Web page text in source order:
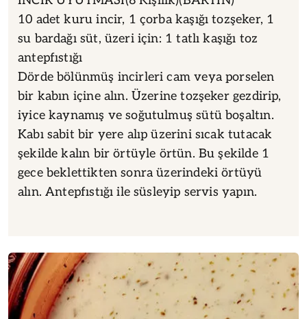
10 adet kuru incir, 1 çorba kaşığı tozşeker, 1
su bardağı süt, üzeri için: 1 tatlı kaşığı toz
antepfıstığı
Dörde bölünmüş incirleri cam veya porselen
bir kabın içine alın. Üzerine tozşeker gezdirip,
iyice kaynamış ve soğutulmuş sütü boşaltın.
Kabı sabit bir yere alıp üzerini sıcak tutacak
şekilde kalın bir örtüyle örtün. Bu şekilde 1
gece beklettikten sonra üzerindeki örtüyü
alın. Antepfıstığı ile süsleyip servis yapın.